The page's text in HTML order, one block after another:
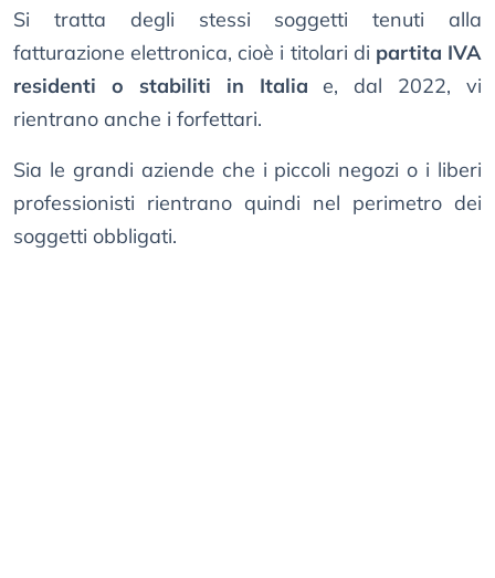
Si tratta degli stessi soggetti tenuti alla
fatturazione elettronica, cioè i titolari di partita IVA
residenti o stabiliti in Italia e, dal 2022, vi
rientrano anche i forfettari.
Sia le grandi aziende che i piccoli negozi o i liberi
professionisti rientrano quindi nel perimetro dei
soggetti obbligati.